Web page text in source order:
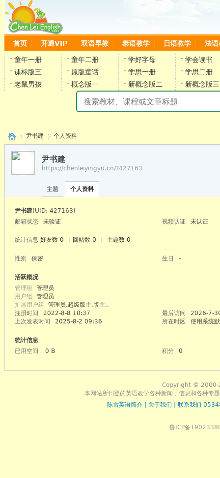
首页 开通VIP 双语早教 泰语教学 日语教学 法语
童年一册 童年二册 学好字母
学会读书
课标版三
原版童话 学思一册
学思二册
老鼠男孩
概念版一 新概念版二 新概念版三
英语
尹书建 个人资料
尹书建
https://chenleiyingyu.cn/?427163
主题 个人资料
尹书建(UID: 427163)
邮箱状态
未验证 视频认证 未认证
统计信息 好友数 0 回帖数 0 主题数 0
性别 保密 生日 -
活跃概况
管理组 管理员
用户组 管理员
扩展用户组 管理员,超级版主,版主,,
注册时间
2022-8-8 10:37 最后访问
2026-7-
上次发表时间
2025-8-2 09:36 所在时区 使用系统
统计信息
已用空间
0 B 积分 0
Copyright © 2000-
本网站所刊登的英语教学各种新闻﹑信息和各种专
陈雷英语简介
关于我们 联系我们
鲁ICP备